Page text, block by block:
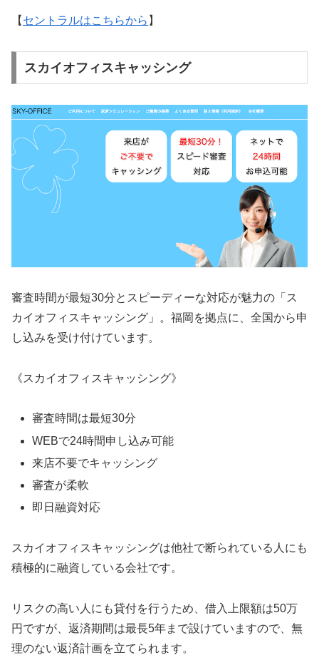
【 セントラルはこちらから 】
スカイオフィスキャッシング
審査時間が最短30分とスピーディーな対応が魅力の「ス
カイオフィスキャッシング」。福岡を拠点に、全国から申
し込みを受け付けています。
《スカイオフィスキャッシング》
審査時間は最短30分
WEBで24時間申し込み可能
来店不要でキャッシング
審査が柔軟
即日融資対応
スカイオフィスキャッシングは他社で断られている人にも
積極的に融資している会社です。
リスクの高い人にも貸付を行うため、借入上限額は50万
円ですが、返済期間は最長5年まで設けていますので、無
理のない返済計画を立てられます。